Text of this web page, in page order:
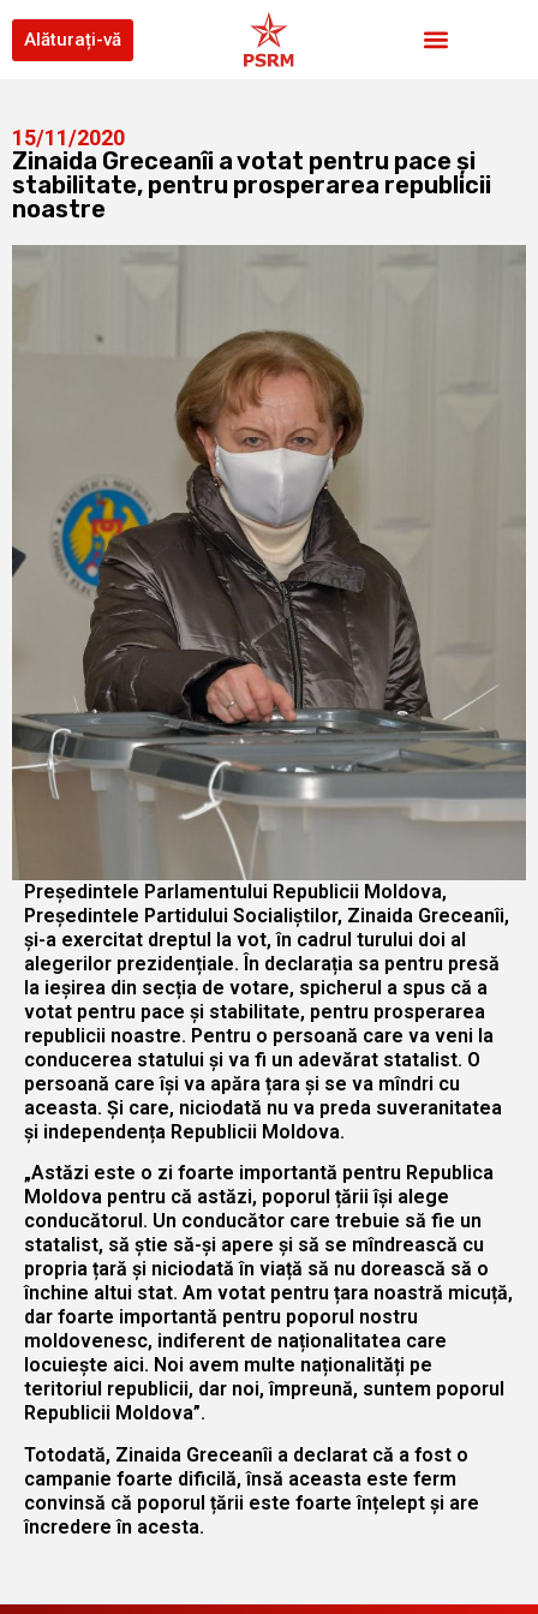
Alăturați-vă
15/11/2020
Zinaida Greceanîi a votat pentru pace și
stabilitate, pentru prosperarea republicii
noastre
Președintele Parlamentului Republicii Moldova,
Președintele Partidului Socialiștilor, Zinaida Greceanîi,
și-a exercitat dreptul la vot, în cadrul turului doi al
alegerilor prezidențiale. În declarația sa pentru presă
la ieșirea din secția de votare, spicherul a spus că a
votat pentru pace și stabilitate, pentru prosperarea
republicii noastre. Pentru o persoană care va veni la
conducerea statului și va fi un adevărat statalist. O
persoană care își va apăra țara și se va mîndri cu
aceasta. Și care, niciodată nu va preda suveranitatea
și independența Republicii Moldova.
„Astăzi este o zi foarte importantă pentru Republica
Moldova pentru că astăzi, poporul țării își alege
conducătorul. Un conducător care trebuie să fie un
statalist, să știe să-și apere și să se mîndrească cu
propria țară și niciodată în viață să nu dorească să o
închine altui stat. Am votat pentru țara noastră micuță,
dar foarte importantă pentru poporul nostru
moldovenesc, indiferent de naționalitatea care
locuiește aici. Noi avem multe naționalități pe
teritoriul republicii, dar noi, împreună, suntem poporul
Republicii Moldova”.
Totodată, Zinaida Greceanîi a declarat că a fost o
campanie foarte dificilă, însă aceasta este ferm
convinsă că poporul țării este foarte înțelept și are
încredere în acesta.